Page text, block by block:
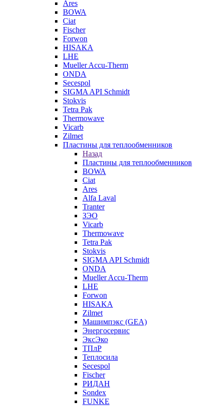
Ares
BOWA
Ciat
Fischer
Forwon
HISAKA
LHE
Mueller Accu-Therm
ONDA
Secespol
SIGMA API Schmidt
Stokvis
Tetra Pak
Thermowave
Vicarb
Zilmet
Пластины для теплообменников
Назад
Пластины для теплообменников
BOWA
Ciat
Ares
Alfa Laval
Tranter
ЗЭО
Vicarb
Thermowave
Tetra Pak
Stokvis
SIGMA API Schmidt
ONDA
Mueller Accu-Therm
LHE
Forwon
HISAKA
Zilmet
Машимпэкс (GEA)
Энергосервис
ЭксЭко
ТПлР
Теплосила
Secespol
Fischer
РИДАН
Sondex
FUNKE